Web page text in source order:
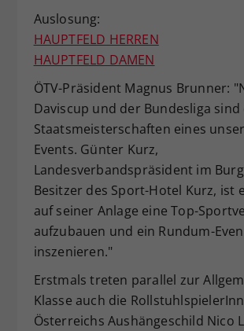
Auslosung:
HAUPTFELD HERREN
HAUPTFELD DAMEN
ÖTV-Präsident Magnus Brunner:
Daviscup und der Bundesliga sind
Staatsmeisterschaften eines
Events. Günter Kurz,
Landesverbandspräsident im
Besitzer des Sport-Hotel Kurz, ist
auf seiner Anlage eine Top-
aufzubauen und ein Rundum-
inszenieren."
Erstmals treten parallel zur
Klasse auch die
Österreichs Aushängeschild Nico